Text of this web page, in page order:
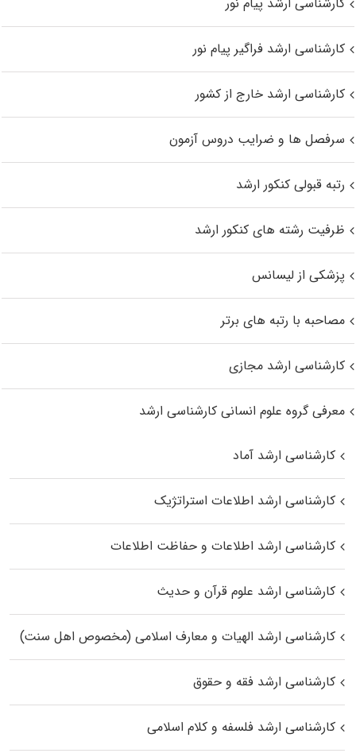
کارشناسی ارشد فراگیر پیام نور
کارشناسی ارشد خارج از کشور
سرفصل ها و ضرایب دروس آزمون
رتبه قبولی کنکور ارشد
ظرفیت رشته های کنکور ارشد
پزشکی از لیسانس
مصاحبه با رتبه های برتر
کارشناسی ارشد مجازی
معرفی گروه علوم انسانی کارشناسی ارشد
کارشناسی ارشد آماد
کارشناسی ارشد اطلاعات استراتژیک
کارشناسی ارشد اطلاعات و حفاظت اطلاعات
کارشناسی ارشد علوم قرآن و حدیث
کارشناسی ارشد الهیات و معارف اسلامی (مخصوص اهل سنت)
کارشناسی ارشد فقه و حقوق
کارشناسی ارشد فلسفه و کلام اسلامی